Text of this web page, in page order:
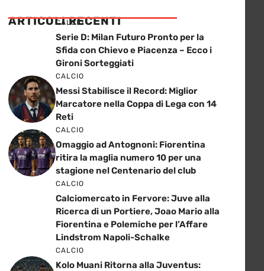
ARTICOLI RECENTI
CALCIO
Serie D: Milan Futuro Pronto per la
Sfida con Chievo e Piacenza – Ecco i
Gironi Sorteggiati
CALCIO
Messi Stabilisce il Record: Miglior
Marcatore nella Coppa di Lega con 14
Reti
CALCIO
Omaggio ad Antognoni: Fiorentina
ritira la maglia numero 10 per una
stagione nel Centenario del club
CALCIO
Calciomercato in Fervore: Juve alla
Ricerca di un Portiere, Joao Mario alla
Fiorentina e Polemiche per l’Affare
Lindstrom Napoli-Schalke
CALCIO
Kolo Muani Ritorna alla Juventus: